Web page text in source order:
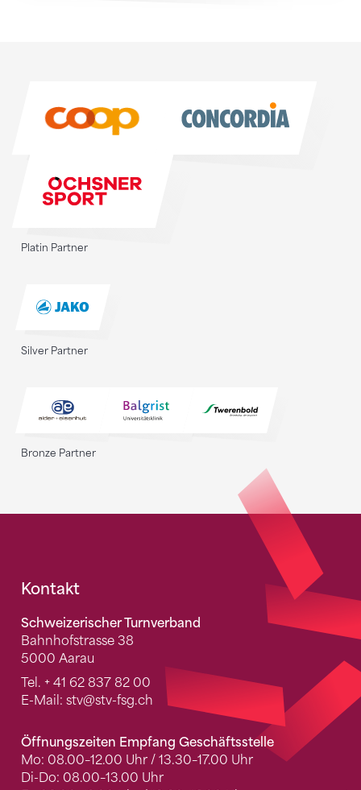
Platin Partner
Silver Partner
Bronze Partner
Fusszeile
Kontakt
Schweizerischer Turnverband
Bahnhofstrasse 38
5000 Aarau
Tel. + 41 62 837 82 00
E-Mail: stv@stv-fsg.ch
Öffnungszeiten Empfang Geschäftsstelle
Mo: 08.00–12.00 Uhr / 13.30–17.00 Uhr
Di-Do: 08.00–13.00 Uhr